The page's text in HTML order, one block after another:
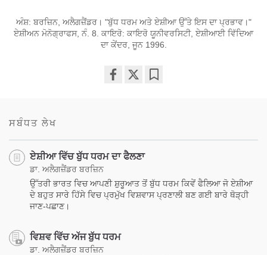
ਅੰਸ਼: ਬਰਜ਼ਿਨ, ਅਲੈਗਜ਼ੈਂਡਰ। "ਬੁੱਧ ਧਰਮ ਅਤੇ ਏਸ਼ੀਆ ਉੱਤੇ ਇਸ ਦਾ ਪ੍ਰਭਾਵ।"
ਏਸ਼ੀਅਨ ਮੋਨੋਗ੍ਰਾਫਸ, ਨੰ. 8. ਕਾਇਰੋ: ਕਾਇਰੋ ਯੂਨੀਵਰਸਿਟੀ, ਏਸ਼ੀਆਈ ਵਿੱਦਿਆ
ਦਾ ਕੇਂਦਰ, ਜੂਨ 1996.
ਸਬੰਧਤ ਲੇਖ
ਏਸ਼ੀਆ ਵਿੱਚ ਬੁੱਧ ਧਰਮ ਦਾ ਫੈਲਣਾ
ਡਾ. ਅਲੈਗਜ਼ੈਂਡਰ ਬਰਜ਼ਿਨ
ਉੱਤਰੀ ਭਾਰਤ ਵਿਚ ਆਪਣੀ ਸ਼ੁਰੂਆਤ ਤੋਂ ਬੁੱਧ ਧਰਮ ਕਿਵੇਂ ਫੈਲਿਆ ਜੋ ਏਸ਼ੀਆ
ਦੇ ਬਹੁਤ ਸਾਰੇ ਹਿੱਸੇ ਵਿਚ ਪ੍ਰਮੁੱਖ ਵਿਸ਼ਵਾਸ ਪ੍ਰਣਾਲੀ ਬਣ ਗਈ ਬਾਰੇ ਥੋੜ੍ਹੀ
ਜਾਣ-ਪਛਾਣ।
ਵਿਸ਼ਵ ਵਿੱਚ ਅੱਜ ਬੁੱਧ ਧਰਮ
ਡਾ. ਅਲੈਗਜ਼ੈਂਡਰ ਬਰਜ਼ਿਨ